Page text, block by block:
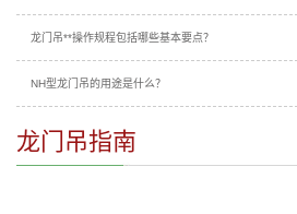
龙门吊**操作规程包括哪些基本要点？
NH型龙门吊的用途是什么？
龙门吊指南